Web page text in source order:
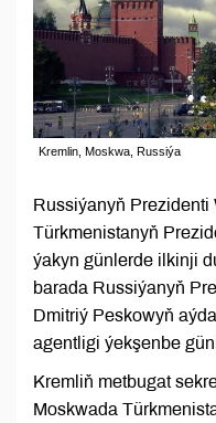
Kremlin, Moskwa, Russiýa
Russiýanyň Prezidenti
Türkmenistanyň
ýakyn günlerde ilkinji
barada Russiýanyň
Dmitriý Peskowyň
agentligi ýekşenbe
Kremliň metbugat
Moskwada